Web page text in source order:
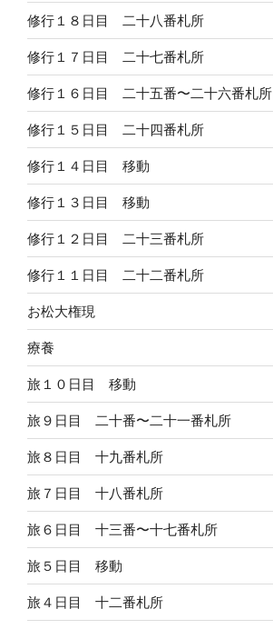
修行１８日目 二十八番札所
修行１７日目 二十七番札所
修行１６日目 二十五番〜二十六番札所
修行１５日目 二十四番札所
修行１４日目 移動
修行１３日目 移動
修行１２日目 二十三番札所
修行１１日目 二十二番札所
お松大権現
療養
旅１０日目 移動
旅９日目 二十番〜二十一番札所
旅８日目 十九番札所
旅７日目 十八番札所
旅６日目 十三番〜十七番札所
旅５日目 移動
旅４日目 十二番札所